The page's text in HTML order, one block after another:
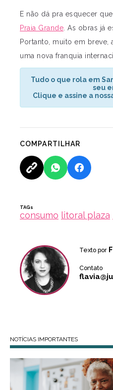
E não dá pra esquecer
Praia Grande . As obras já
Portanto, muito em breve,
uma nova franquia
Tudo o que rola em
seu
Clique e assine a
COMPARTILHAR
TAGs
consumo litoral plaza
Texto por
Contato
NOTÍCIAS IMPORTANTES